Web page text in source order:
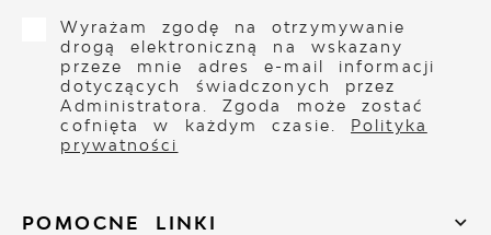
POMOCNE LINKI
Wyrażam zgodę na otrzymywanie
drogą elektroniczną na wskazany
przeze mnie adres e-mail informacji
dotyczących świadczonych przez
Administratora. Zgoda może zostać
cofnięta w każdym czasie. Polityka
prywatności